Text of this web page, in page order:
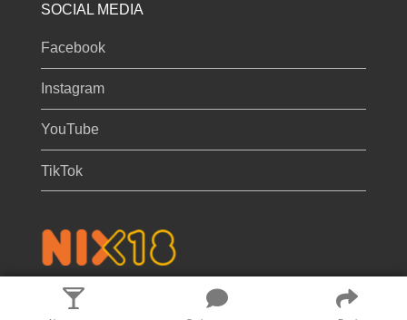
SOCIAL MEDIA
Facebook
Instagram
YouTube
TikTok
Privacy & cookies